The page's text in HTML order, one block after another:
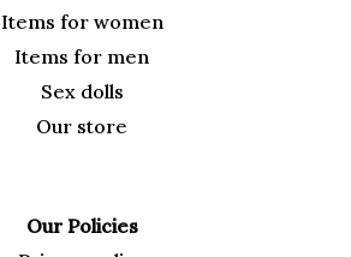
Items for women
Items for men
Sex dolls
Our store
Our Policies